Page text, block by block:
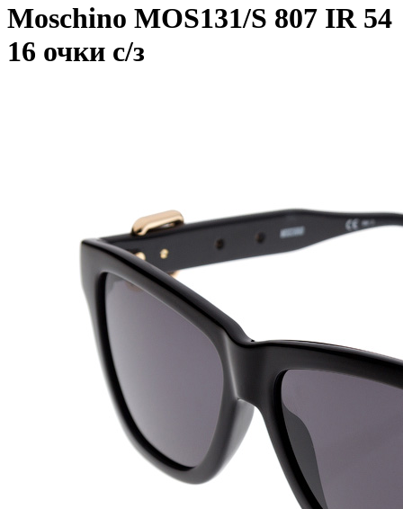
Moschino MOS131/S 807 IR 54
16 очки с/з